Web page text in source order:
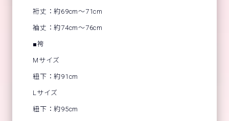
裄丈：約69cm～71cm
袖丈：約74cm～76cm
■袴
Mサイズ
紐下：約91cm
Lサイズ
紐下：約95cm